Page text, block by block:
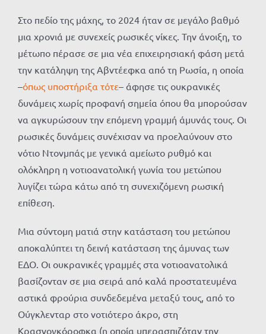
Στο πεδίο της μάχης, το 2024 ήταν σε μεγάλο βαθμό
μια χρονιά με συνεχείς ρωσικές νίκες. Την άνοιξη, το
μέτωπο πέρασε σε μια νέα επιχειρησιακή φάση μετά
την κατάληψη της Αβντέεφκα από τη Ρωσία, η οποία
–όπως υποστήριξα τότε– άφησε τις ουκρανικές
δυνάμεις χωρίς προφανή σημεία όπου θα μπορούσαν
να αγκυρώσουν την επόμενη γραμμή άμυνάς τους. Οι
ρωσικές δυνάμεις συνέχισαν να προελαύνουν στο
νότιο Ντονμπάς με γενικά αμείωτο ρυθμό και
ολόκληρη η νοτιοανατολική γωνία του μετώπου
λυγίζει τώρα κάτω από τη συνεχιζόμενη ρωσική
επίθεση.
Μια σύντομη ματιά στην κατάσταση του μετώπου
αποκαλύπτει τη δεινή κατάσταση της άμυνας των
ΕΔΟ. Οι ουκρανικές γραμμές στα νοτιοανατολικά
βασίζονταν σε μια σειρά από καλά προστατευμένα
αστικά φρούρια συνδεδεμένα μεταξύ τους, από το
Ούγκλενταρ στο νοτιότερο άκρο, στη
Κρασνογκόροφκα (η οποία υπερασπιζόταν την